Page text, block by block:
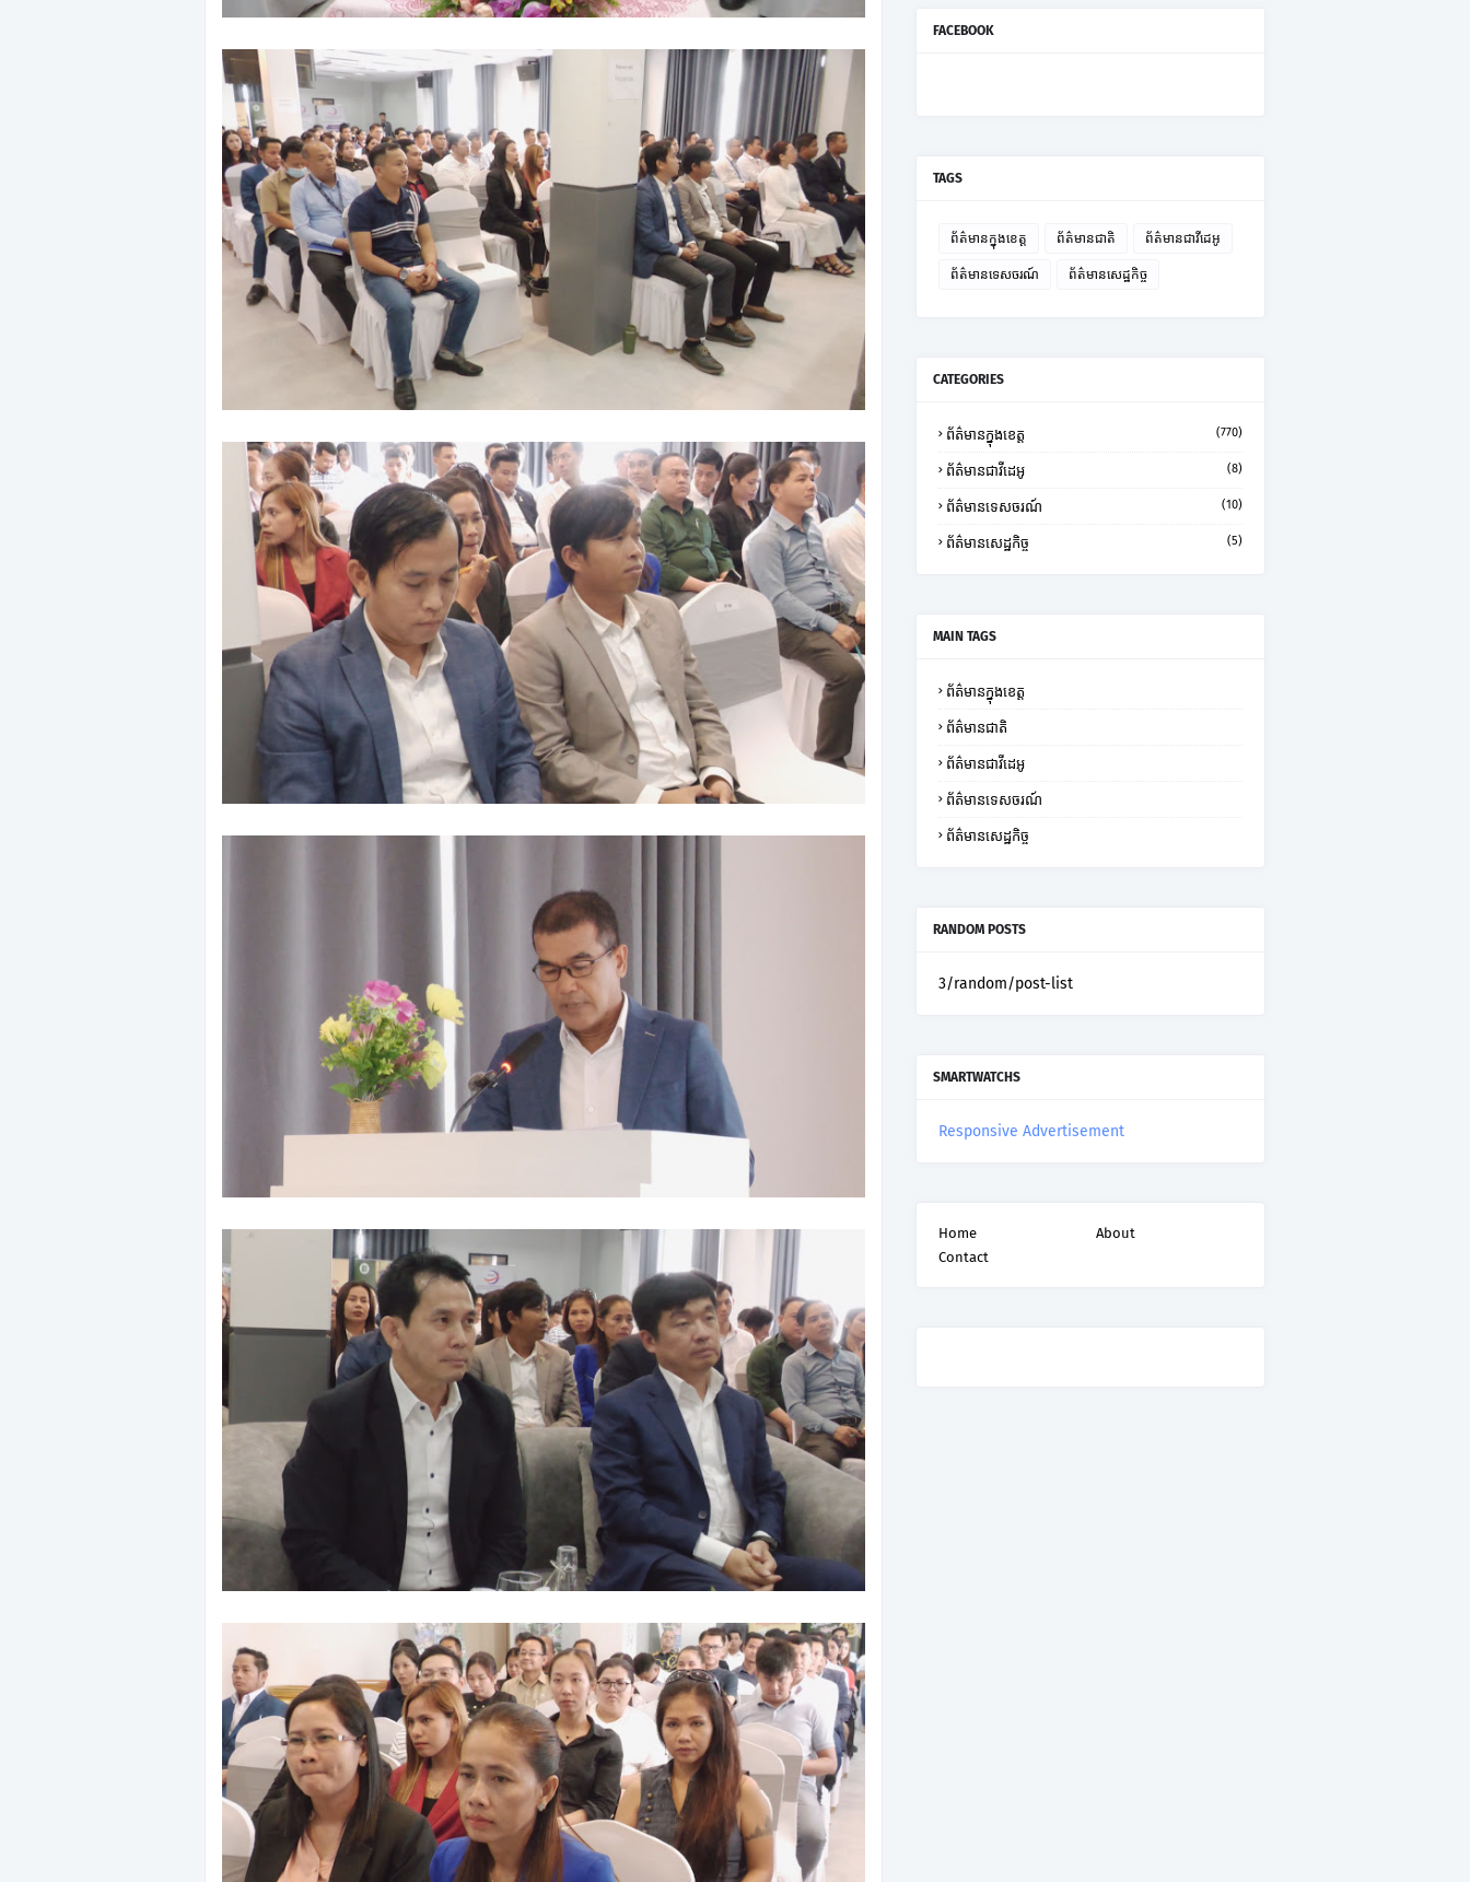
FACEBOOK
TAGS
ព័ត៌មានក្នុងខេត្ត ព័ត៌មានជាតិ ព័ត៌មានជាវីដេអូ
ព័ត៌មានទេសចរណ៍ ព័ត៌មានសេដ្ឋកិច្ច
CATEGORIES
ព័ត៌មានក្នុងខេត្ត (770)
ព័ត៌មានជាវីដេអូ (8)
ព័ត៌មានទេសចរណ៍ (10)
ព័ត៌មានសេដ្ឋកិច្ច (5)
MAIN TAGS
ព័ត៌មានក្នុងខេត្ត
ព័ត៌មានជាតិ
ព័ត៌មានជាវីដេអូ
ព័ត៌មានទេសចរណ៍
ព័ត៌មានសេដ្ឋកិច្ច
RANDOM POSTS
3/random/post-list
SMARTWATCHS
Responsive Advertisement
Home
About
Contact